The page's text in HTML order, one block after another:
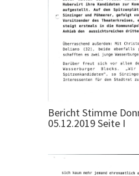
Bericht Stimme
05.12.2019 Seite I